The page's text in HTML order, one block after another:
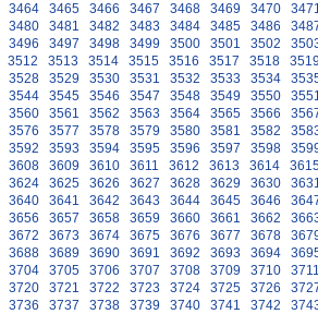
3464 3465 3466 3467 3468 3469 3470
3480 3481 3482 3483 3484 3485 3486
3496 3497 3498 3499 3500 3501 3502
3512 3513 3514 3515 3516 3517 3518
3528 3529 3530 3531 3532 3533 3534
3544 3545 3546 3547 3548 3549 3550
3560 3561 3562 3563 3564 3565 3566
3576 3577 3578 3579 3580 3581 3582
3592 3593 3594 3595 3596 3597 3598
3608 3609 3610 3611 3612 3613 3614
3624 3625 3626 3627 3628 3629 3630
3640 3641 3642 3643 3644 3645 3646
3656 3657 3658 3659 3660 3661 3662
3672 3673 3674 3675 3676 3677 3678
3688 3689 3690 3691 3692 3693 3694
3704 3705 3706 3707 3708 3709 3710
3720 3721 3722 3723 3724 3725 3726
3736 3737 3738 3739 3740 3741 3742